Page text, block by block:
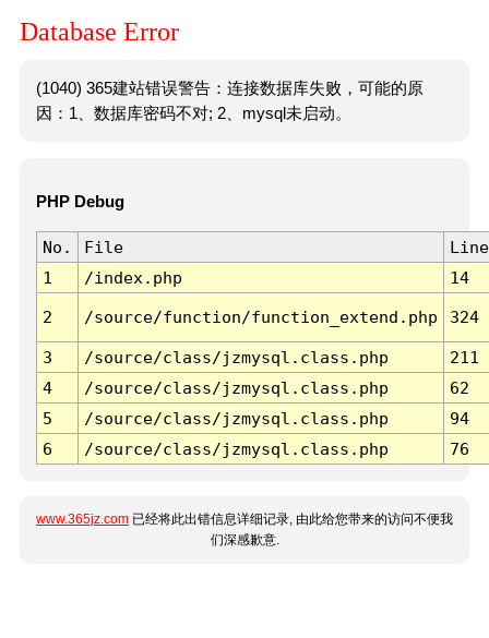
Database Error
(1040) 365建站错误警告：连接数据库失败，可能的原
因：1、数据库密码不对; 2、mysql未启动。
PHP Debug
No. File
Line
1
/index.php 14
2 /source/function/function_extend.php 324
3 /source/class/jzmysql.class.php
211
4
/source/class/jzmysql.class.php
62
5
/source/class/jzmysql.class.php
94
6
/source/class/jzmysql.class.php 76
www.365jz.com 已经将此出错信息详细记录, 由此给您带来的访问不便我
们深感歉意.